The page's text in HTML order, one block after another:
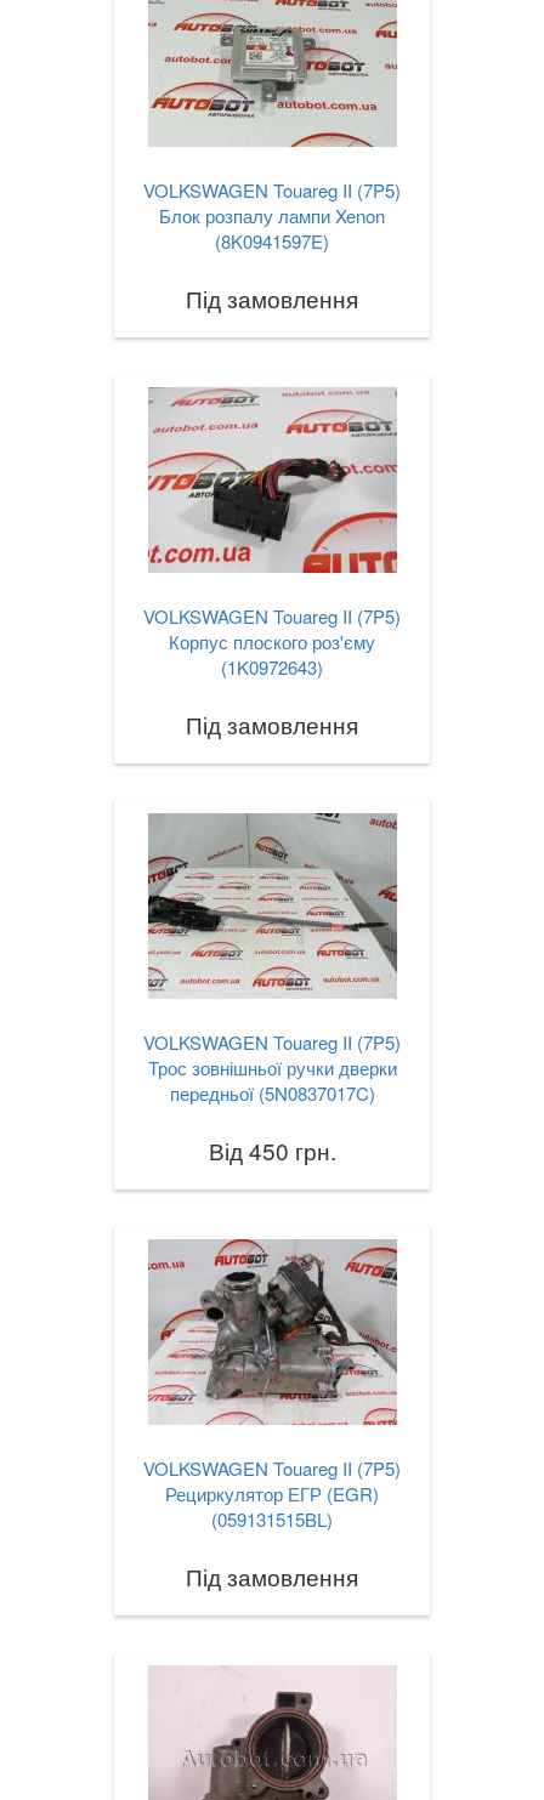
VOLKSWAGEN Touareg II (7P5)
Блок розпалу лампи Xenon
(8K0941597E)
Під замовлення
VOLKSWAGEN Touareg II (7P5)
Корпус плоского роз'єму
(1K0972643)
Під замовлення
VOLKSWAGEN Touareg II (7P5)
Трос зовнішньої ручки дверки
передньої (5N0837017C)
Від 450 грн.
VOLKSWAGEN Touareg II (7P5)
Рециркулятор ЕГР (EGR)
(059131515BL)
Під замовлення